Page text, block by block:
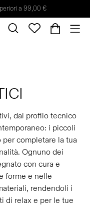
a 99,00 €
dal profilo tecnico
i piccoli
completare la tua
Ognuno dei
con cura e
forme e nelle
rendendoli i
di relax e per le tue